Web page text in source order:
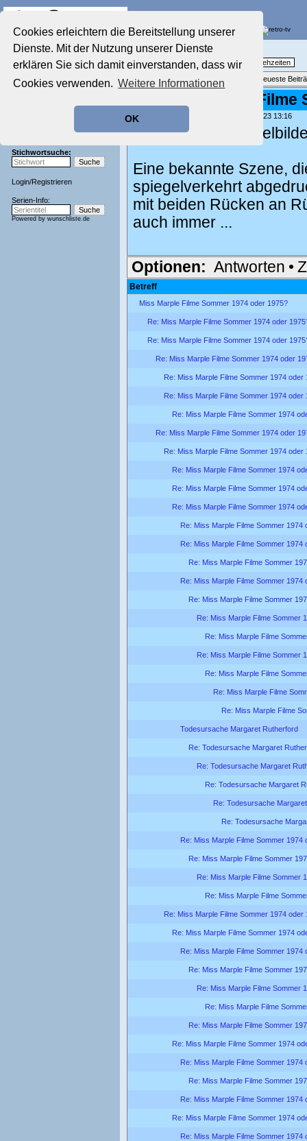
Cookies erleichtern die Bereitstellung unserer
Dienste. Mit der Nutzung unserer Dienste
erklären Sie sich damit einverstanden, dass wir
Cookies verwenden. Weitere Informationen
OK
Startseite
Aktuelles Forum
Film-Forum
Zeichentrick-Forum
Stichwortsuche:
Login/Registrieren
Serien-Info:
Powered by wunschliste.de
Nostalgieecke
TV-Erinnerungen an gute, alte Fernsehzeiten
Themenübersicht
• Neueste
Re: Miss Marple
geschrieben von: , 10.09.23 13:16
Zum Thema
Eine bekannte Szene,
spiegelverkehrt
mit beiden Rücken an
auch immer ...
Optionen: Antworten •
Betreff
Miss Marple Filme Sommer 1974 oder 1975?
Re: Miss Marple Filme Sommer 1974 oder
Re: Miss Marple Filme Sommer 1974 oder
Re: Miss Marple Filme Sommer 1974 oder
Re: Miss Marple Filme Sommer 1974 oder
Re: Miss Marple Filme Sommer 1974 oder
Re: Miss Marple Filme Sommer 1974
Re: Miss Marple Filme Sommer 1974 oder
Re: Miss Marple Filme Sommer 1974 oder
Re: Miss Marple Filme Sommer 1974
Re: Miss Marple Filme Sommer 1974
Re: Miss Marple Filme Sommer 1974
Re: Miss Marple Filme Sommer 1974
Re: Miss Marple Filme Sommer 1974
Re: Miss Marple Filme Sommer
Re: Miss Marple Filme Sommer 1974
Re: Miss Marple Filme Sommer
Re: Miss Marple Filme Sommer
Re: Miss Marple Filme
Re: Miss Marple Filme Sommer
Re: Miss Marple Filme
Re: Miss Marple Filme
Re: Miss Marple Filme
Todesursache Margaret Rutherford
Re: Todesursache Margaret
Re: Todesursache Margaret
Re: Todesursache Margaret
Re: Todesursache
Re: Todesursache
Re: Miss Marple Filme Sommer 1974
Re: Miss Marple Filme Sommer
Re: Miss Marple Filme Sommer
Re: Miss Marple Filme
Re: Miss Marple Filme Sommer 1974 oder
Re: Miss Marple Filme Sommer 1974
Re: Miss Marple Filme Sommer 1974
Re: Miss Marple Filme Sommer
Re: Miss Marple Filme Sommer
Re: Miss Marple Filme
Re: Miss Marple Filme Sommer
Re: Miss Marple Filme Sommer 1974
Re: Miss Marple Filme Sommer 1974
Re: Miss Marple Filme Sommer
Re: Miss Marple Filme Sommer 1974
Re: Miss Marple Filme Sommer 1974
Re: Miss Marple Filme Sommer 1974